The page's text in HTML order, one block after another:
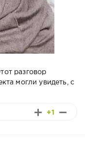
разговор
могли увидеть, с
+1